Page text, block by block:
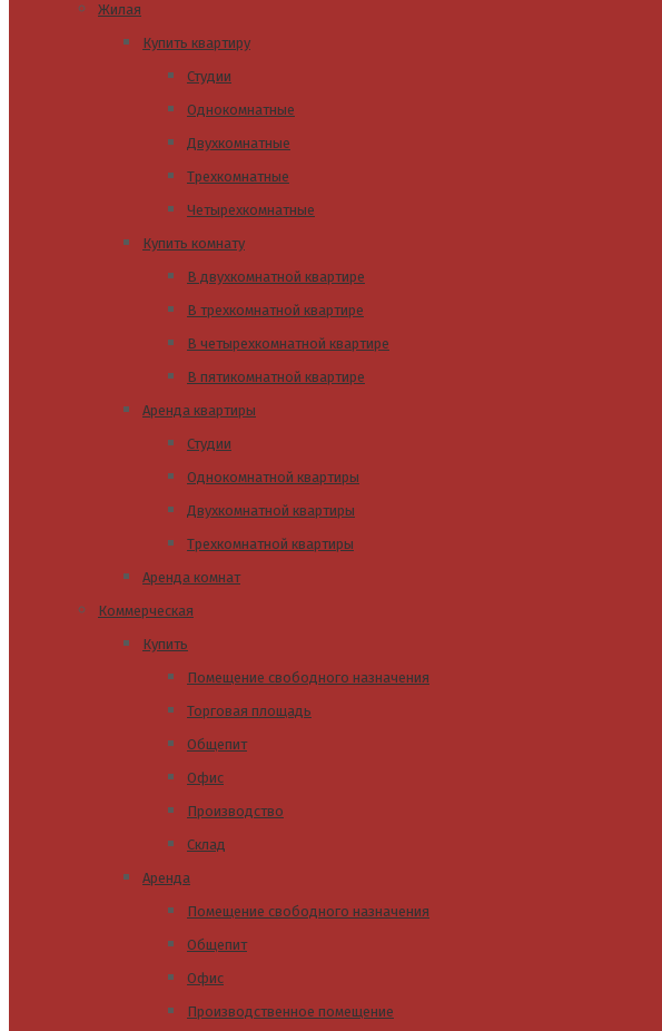
Жилая
Купить квартиру
Студии
Однокомнатные
Двухкомнатные
Трехкомнатные
Четырехкомнатные
Купить комнату
В двухкомнатной квартире
В трехкомнатной квартире
В четырехкомнатной квартире
В пятикомнатной квартире
Аренда квартиры
Студии
Однокомнатной квартиры
Двухкомнатной квартиры
Трехкомнатной квартиры
Аренда комнат
Коммерческая
Купить
Помещение свободного назначения
Торговая площадь
Общепит
Офис
Производство
Склад
Аренда
Помещение свободного назначения
Общепит
Офис
Производственное помещение